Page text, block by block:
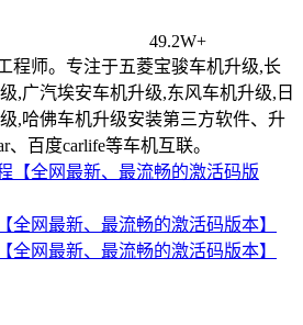
49.2W+
程师。专注于五菱宝骏车机升级,长
,广汽埃安车机升级,东风车机升级,日
,哈佛车机升级安装第三方软件、升
、百度carlife等车机互联。
全网最新、最流畅的激活码版本】
全网最新、最流畅的激活码版本】